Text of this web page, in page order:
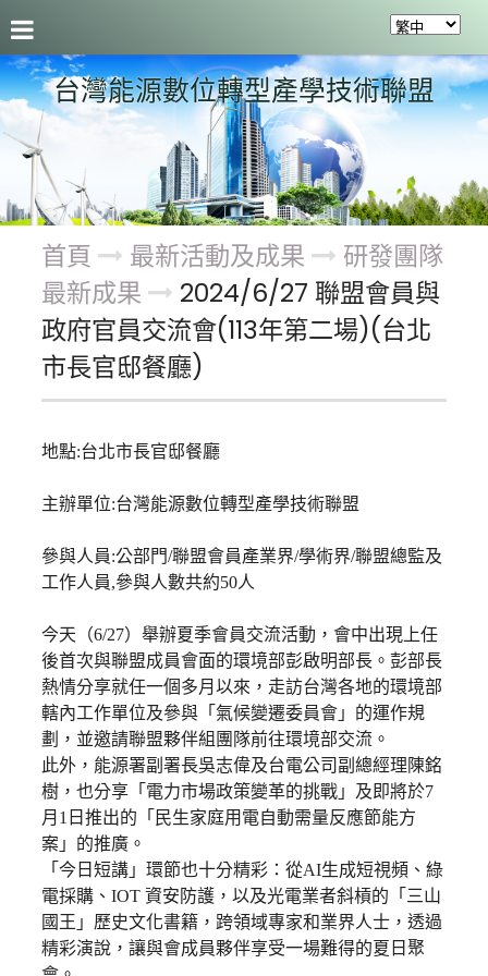
台灣能源數位轉型產學技術聯盟
聯盟介紹 最新活動及成果 會員服務 關於聯盟
首頁 最新活動及成果
研發團隊
最新成果
2024/6/27 聯盟會員與
政府官員交流會(113年第二場)(台北
市長官邸餐廳)
地點:台北市長官邸餐廳
主辦單位:台灣能源數位轉型產學技術聯盟
參與人員:公部門/聯盟會員產業界/學術界/聯盟總監及
工作人員,參與人數共約50人
今天（6/27）舉辦夏季會員交流活動，會中出現上任
後首次與聯盟成員會面的環境部彭啟明部長。彭部長
熱情分享就任一個多月以來，走訪台灣各地的環境部
轄內工作單位及參與「氣候變遷委員會」的運作規
劃，並邀請聯盟夥伴組團隊前往環境部交流。
此外，能源署副署長吳志偉及台電公司副總經理陳銘
樹，也分享「電力市場政策變革的挑戰」及即將於7
月1日推出的「民生家庭用電自動需量反應節能方
案」的推廣。
「今日短講 」環節也十分精彩：從AI生成短視頻、綠
電採購、IOT 資安防護，以及光電業者斜槓的「三山
國王」歷史文化書籍，跨領域專家和業界人士，透過
精彩演說，讓與會成員夥伴享受一場難得的夏日聚